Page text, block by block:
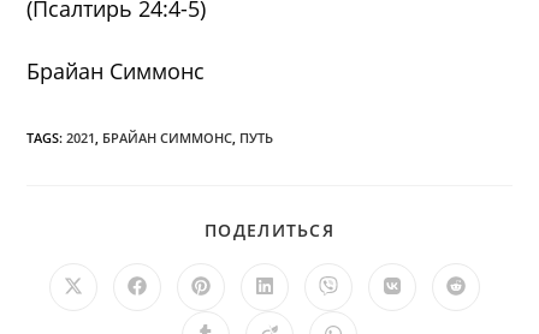
(Псалтирь 24:4-5)
Брайан Симмонс
TAGS:2021, БРАЙАН СИММОНС, ПУТЬ
ПОДЕЛИТЬСЯ
Открывается
Открывается
Открывается
в
Открывается
в
Открывается
в
Открывается